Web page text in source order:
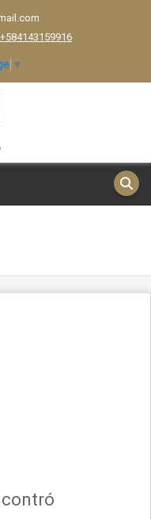
+584143159916
▼